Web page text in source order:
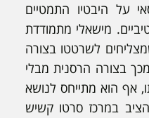
על היבטיו התמטיים
מישאלי מתמודדת
לשרטטו בצורה
בצורה הרסנית מבלי
אף הוא מתייחס לנושא
במרכז סרטו קשיש